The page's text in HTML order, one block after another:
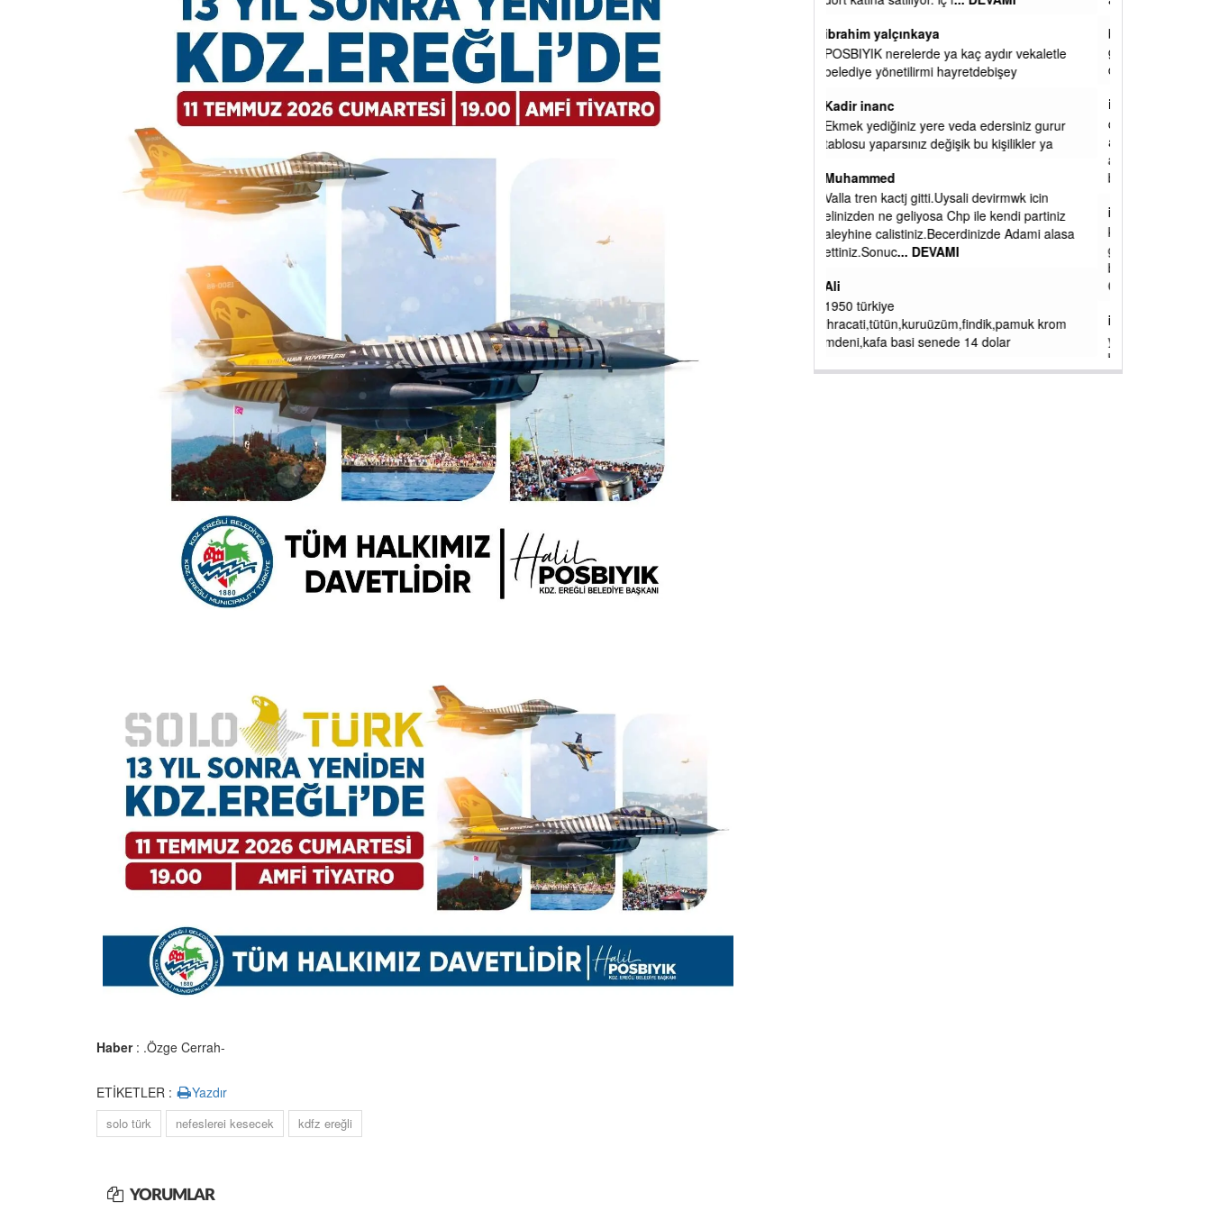
Haber: .Özge Cerrah-
ETİKETLER : Yazdır
solo türk nefeslerei kesecek kdfz ereğli
YORUMLAR
ibrahim yalçınkaya
POSBIYIK nerelerde ya kaç aydır vekaletle
belediye yönetilirmi hayretdebişey
Kadir inanc
Ekmek yediğiniz yere veda edersiniz gurur
aleyhine calistiniz.Becerdinizde Adami alasa
1950 türkiye
ihracati,tütün,kuruüzüm,findik,pamuk krom
mdeni,kafa basi senede 14 dolar
başkanım seni belediye başkanlığında da
görmek isteriz senin ereyliye katkın çok oldu
daha da olacaktır
ibrahim yalçınkaya
qaasvalt kansorejen madde mahalle aralarında
asvalt döke döke kaldırımlar ana yoldan
basacak ma
ibrahim yalçınkaya
kemer mezarlık altı CİĞİRLİK deniz kenarına
giden yola gelin EREĞLİ BELEDİYESİ o
CÖBEKOĞLU
ibogemici
yaz geldi layyy layyy layy lom festivalleri
diyoruz ağacum yaz konserleri diyor